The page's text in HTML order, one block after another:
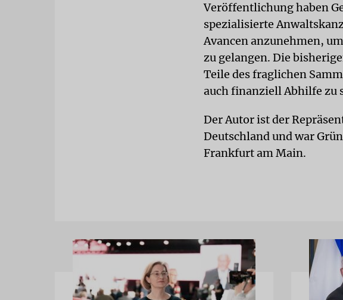
Veröffentlichung haben
spezialisierte
Avancen anzunehmen,
zu gelangen. Die
Teile des fraglichen
auch finanziell Abhilfe zu
Der Autor ist der
Deutschland und war
Frankfurt am Main.